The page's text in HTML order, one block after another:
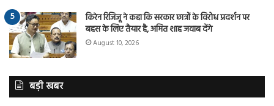
किरेन रिजिजू ने कहा कि सरकार छात्रों के विरोध प्रदर्शन पर
बहस के लिए तैयार है, अमित शाह जवाब देंगे
August 10, 2026
बड़ी खबर